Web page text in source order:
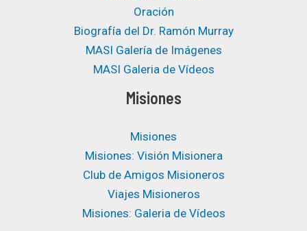
Oración
Biografía del Dr. Ramón Murray
MASI Galería de Imágenes
MASI Galeria de Vídeos
Misiones
Misiones
Misiones: Visión Misionera
Club de Amigos Misioneros
Viajes Misioneros
Misiones: Galeria de Vídeos